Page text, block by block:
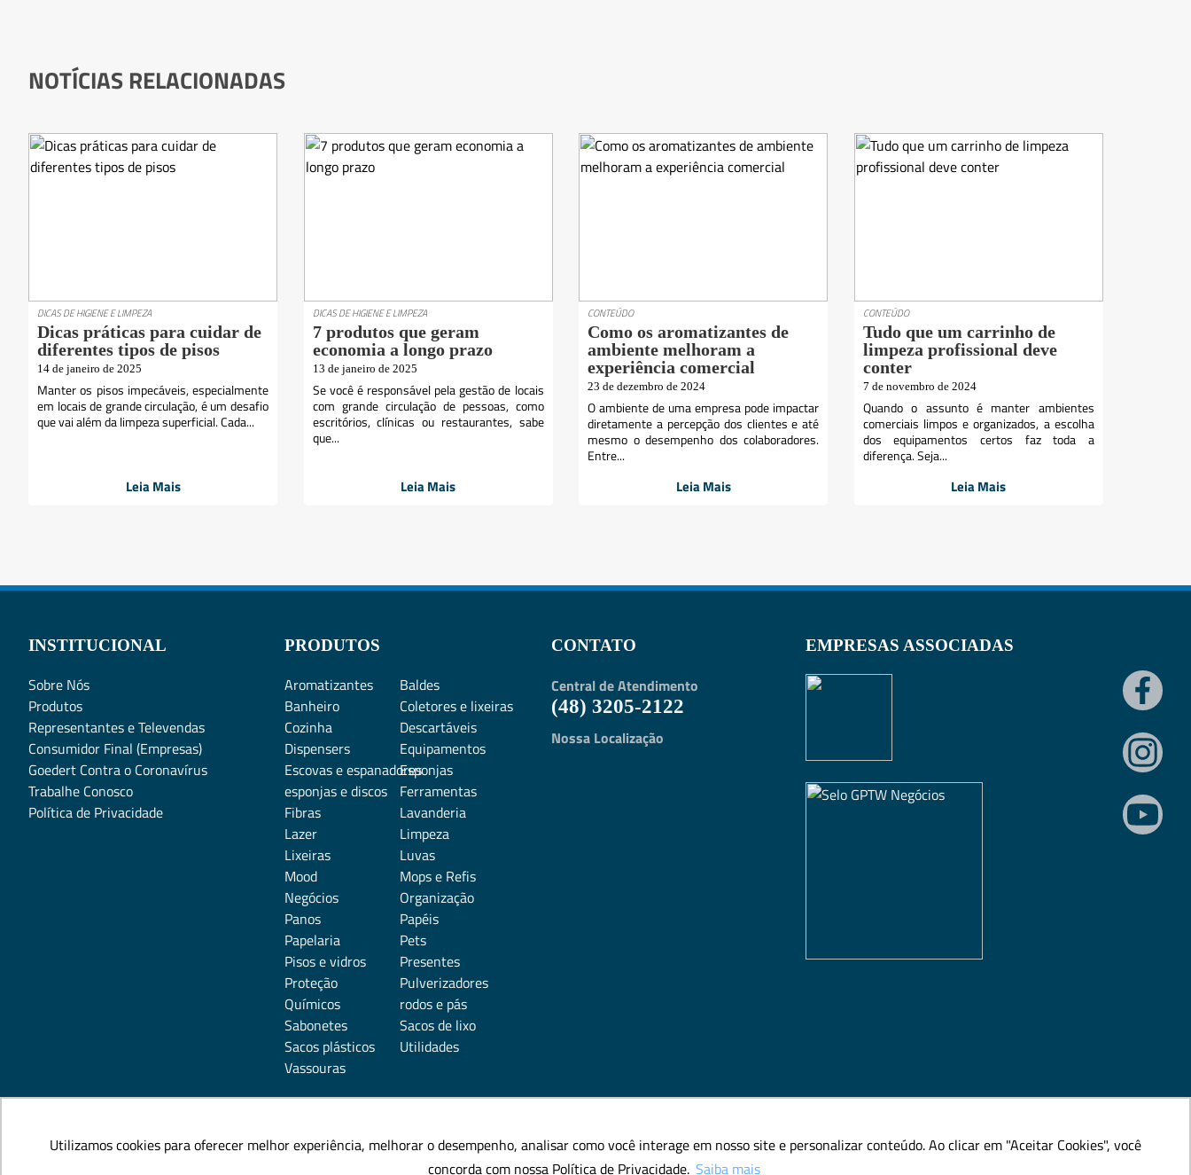
Utilizamos cookies para oferecer melhor experiência, melhorar o desempenho, analisar como você interage em nosso site e personalizar conteúdo. Ao clicar em "Aceitar Cookies", você
concorda com nossa Política de Privacidade. Saiba mais
Utilizamos cookies para oferecer melhor experiência, melhorar o desempenho, analisar como você interage em nosso site e personalizar conteúdo. Ao clicar em "Aceitar Cookies", você
concorda com nossa Política de Privacidade. Saiba mais
NOTÍCIAS RELACIONADAS
DICAS DE HIGIENE E LIMPEZA
Dicas práticas para cuidar de
diferentes tipos de pisos
14 de janeiro de 2025
Manter os pisos impecáveis, especialmente
em locais de grande circulação, é um desafio
que vai além da limpeza superficial. Cada...
Leia Mais
DICAS DE HIGIENE E LIMPEZA
7 produtos que geram
economia a longo prazo
13 de janeiro de 2025
Se você é responsável pela gestão de locais
com grande circulação de pessoas, como
escritórios, clínicas ou restaurantes, sabe
que...
Leia Mais
CONTEÚDO
Como os aromatizantes de
ambiente melhoram a
experiência comercial
23 de dezembro de 2024
O ambiente de uma empresa pode impactar
diretamente a percepção dos clientes e até
mesmo o desempenho dos colaboradores.
Entre...
Leia Mais
CONTEÚDO
Tudo que um carrinho de
limpeza profissional deve
conter
7 de novembro de 2024
Quando o assunto é manter ambientes
comerciais limpos e organizados, a escolha
dos equipamentos certos faz toda a
diferença. Seja...
Leia Mais
INSTITUCIONAL
Sobre Nós
Produtos
Representantes e Televendas
Consumidor Final (Empresas)
Goedert Contra o Coronavírus
Trabalhe Conosco
Política de Privacidade
PRODUTOS
Aromatizantes
Baldes
Banheiro
Coletores e lixeiras
Cozinha
Descartáveis
Dispensers
Equipamentos
Escovas e espanadoresEsponjas
esponjas e discos
Ferramentas
Fibras
Lavanderia
Lazer
Limpeza
Lixeiras
Luvas
Mood
Mops e Refis
Negócios
Organização
Panos
Papéis
Papelaria
Pets
Pisos e vidros
Presentes
Proteção
Pulverizadores
Químicos
rodos e pás
Sabonetes
Sacos de lixo
Sacos plásticos
Utilidades
Vassouras
CONTATO
Central de Atendimento
(48) 3205-2122
Nossa Localização
EMPRESAS ASSOCIADAS